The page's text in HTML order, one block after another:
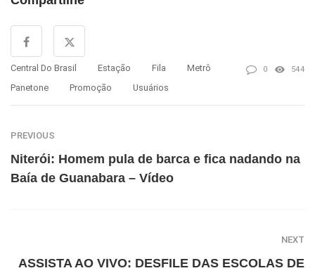
Central Do Brasil Estação Fila
Metrô
Panetone
Promoção Usuários
0 544
PREVIOUS
Niterói: Homem pula de barca e fica nadando na
Baía de Guanabara – Vídeo
NEXT
ASSISTA AO VIVO: DESFILE DAS ESCOLAS DE